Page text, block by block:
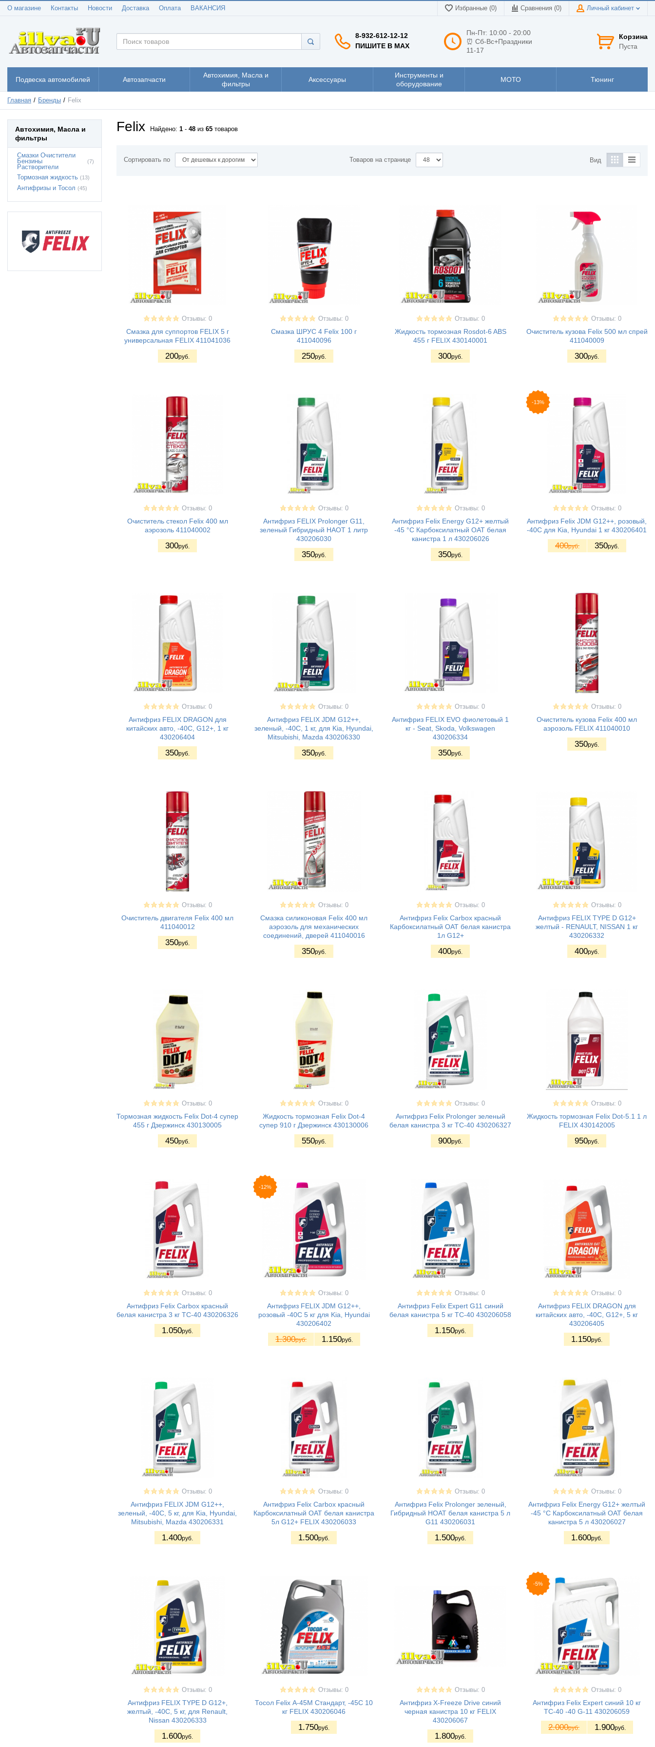
О магазине Контакты Новости Доставка Оплата ВАКАНСИЯ Избранные (0) Сравнения (0) Личный кабинет
8-932-612-12-12
ПИШИТЕ В MAX
Пн-Пт: 10:00 - 20:00
⏰ Сб-Вс+Праздники
11-17
Корзина
Пуста
Подвеска автомобилей Автозапчасти
Автохимия, Масла и
фильтры
Аксессуары
Инструменты и
оборудование
МОТО Тюнинг
Главная Бренды Felix
Автохимия, Масла и
фильтры
Смазки Очистители
Бензины
Растворители
(7)
Тормозная жидкость (13)
Антифризы и Тосол (45)
Felix Найдено: 1 - 48 из 65 товаров
Сортировать по Товаров на странице Вид
Отзывы: 0
Смазка для суппортов FELIX 5 г
универсальная FELIX 411041036
200руб.
Отзывы: 0
Смазка ШРУС 4 Felix 100 г
411040096
250руб.
Отзывы: 0
Жидкость тормозная Rosdot-6 ABS
455 г FELIX 430140001
300руб.
Отзывы: 0
Очиститель кузова Felix 500 мл спрей
411040009
300руб.
Отзывы: 0
Очиститель стекол Felix 400 мл
аэрозоль 411040002
300руб.
Отзывы: 0
Антифриз FELIX Prolonger G11,
зеленый Гибридный НАОТ 1 литр
430206030
350руб.
Отзывы: 0
Антифриз Felix Energy G12+ желтый
-45 °С Карбоксилатный ОАТ белая
канистра 1 л 430206026
350руб.
-13%
Отзывы: 0
Антифриз Felix JDM G12++, розовый,
-40С для Kia, Hyundai 1 кг 430206401
400руб. 350руб.
Отзывы: 0
Антифриз FELIX DRAGON для
китайских авто, -40С, G12+, 1 кг
430206404
350руб.
Отзывы: 0
Антифриз FELIX JDM G12++,
зеленый, -40С, 1 кг, для Kia, Hyundai,
Mitsubishi, Mazda 430206330
350руб.
Отзывы: 0
Антифриз FELIX EVO фиолетовый 1
кг - Seat, Skoda, Volkswagen
430206334
350руб.
Отзывы: 0
Очиститель кузова Felix 400 мл
аэрозоль FELIX 411040010
350руб.
Отзывы: 0
Очиститель двигателя Felix 400 мл
411040012
350руб.
Отзывы: 0
Смазка силиконовая Felix 400 мл
аэрозоль для механических
соединений, дверей 411040016
350руб.
Отзывы: 0
Антифриз Felix Carbox красный
Карбоксилатный ОАТ белая канистра
1л G12+
400руб.
Отзывы: 0
Антифриз FELIX TYPE D G12+
желтый - RENAULT, NISSAN 1 кг
430206332
400руб.
Отзывы: 0
Тормозная жидкость Felix Dot-4 супер
455 г Дзержинск 430130005
450руб.
Отзывы: 0
Жидкость тормозная Felix Dot-4
супер 910 г Дзержинск 430130006
550руб.
Отзывы: 0
Антифриз Felix Prolonger зеленый
белая канистра 3 кг ТС-40 430206327
900руб.
Отзывы: 0
Жидкость тормозная Felix Dot-5.1 1 л
FELIX 430142005
950руб.
Отзывы: 0
Антифриз Felix Carbox красный
белая канистра 3 кг ТС-40 430206326
1.050руб.
-12%
Отзывы: 0
Антифриз FELIX JDM G12++,
розовый -40С 5 кг для Kia, Hyundai
430206402
1.300руб. 1.150руб.
Отзывы: 0
Антифриз Felix Expert G11 синий
белая канистра 5 кг ТС-40 430206058
1.150руб.
Отзывы: 0
Антифриз FELIX DRAGON для
китайских авто, -40С, G12+, 5 кг
430206405
1.150руб.
Отзывы: 0
Антифриз FELIX JDM G12++,
зеленый, -40С, 5 кг, для Kia, Hyundai,
Mitsubishi, Mazda 430206331
1.400руб.
Отзывы: 0
Антифриз Felix Carbox красный
Карбоксилатный ОАТ белая канистра
5л G12+ FELIX 430206033
1.500руб.
Отзывы: 0
Антифриз Felix Prolonger зеленый,
Гибридный НОАТ белая канистра 5 л
G11 430206031
1.500руб.
Отзывы: 0
Антифриз Felix Energy G12+ желтый
-45 °С Карбоксилатный ОАТ белая
канистра 5 л 430206027
1.600руб.
Отзывы: 0
Антифриз FELIX TYPE D G12+,
желтый, -40С, 5 кг, для Renault,
Nissan 430206333
1.600руб.
Отзывы: 0
Тосол Felix А-45М Стандарт, -45C 10
кг FELIX 430206046
1.750руб.
Отзывы: 0
Антифриз X-Freeze Drive синий
черная канистра 10 кг FELIX
430206067
1.800руб.
-5%
Отзывы: 0
Антифриз Felix Expert синий 10 кг
ТС-40 -40 G-11 430206059
2.000руб. 1.900руб.